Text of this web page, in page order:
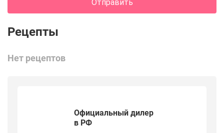
Отправить
Нет рецептов
Официальный дилер
в РФ